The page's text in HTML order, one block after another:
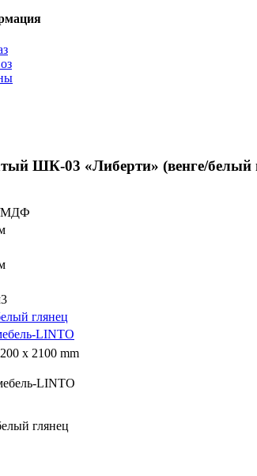
ШК-03 «Либерти» (венге/белый
глянец
LINTO
x 2100 mm
LINTO
глянец